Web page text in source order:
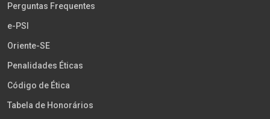
Perguntas Frequentes
e-PSI
Oriente-SE
Penalidades Éticas
Código de Ética
Tabela de Honorários